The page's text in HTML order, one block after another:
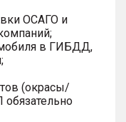
ОСАГО и
в ГИБДД,
(окрасы/